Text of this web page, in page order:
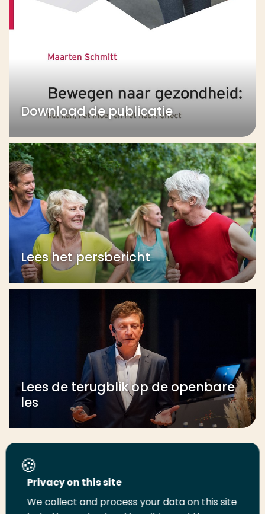
Download de publicatie
Lees het persbericht
Lees de terugblik op de openbare
les
Deel deze pagina
Privacy on this site
We collect and process your data on this site